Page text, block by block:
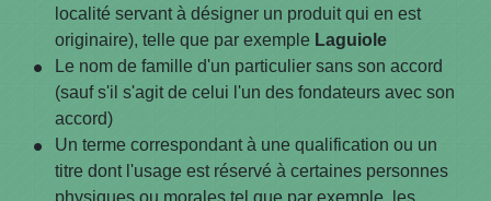
localité servant à désigner un produit qui en est
originaire), telle que par exemple Laguiole
Le nom de famille d'un particulier sans son accord
(sauf s'il s'agit de celui l'un des fondateurs avec son
accord)
Un terme correspondant à une qualification ou un
titre dont l'usage est réservé à certaines personnes